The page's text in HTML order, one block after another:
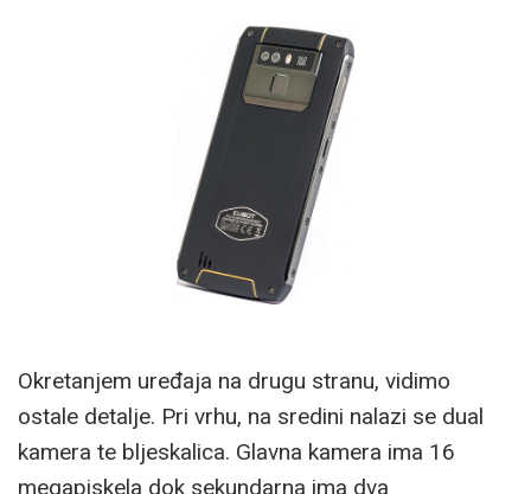
Okretanjem uređaja na drugu stranu, vidimo
ostale detalje. Pri vrhu, na sredini nalazi se dual
kamera te bljeskalica. Glavna kamera ima 16
megapiskela dok sekundarna ima dva